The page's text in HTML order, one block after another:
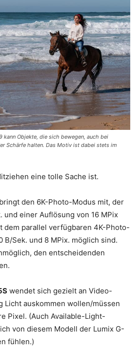
kann Objekte, die sich bewegen, auch bei
Schärfe halten. Das Motiv ist dabei stets im
eine tolle Sache ist.
bringt den 6K-Photo-Modus mit, der
und einer Auflösung von 16 MPix
dem parallel verfügbaren 4K-Photo-
B/Sek. und 8 MPix. möglich sind.
den entscheidenden
wendet sich gezielt an Video-
Licht auskommen wollen/müssen
Pixel. (Auch Available-Light-
von diesem Modell der Lumix G-
fühlen.)